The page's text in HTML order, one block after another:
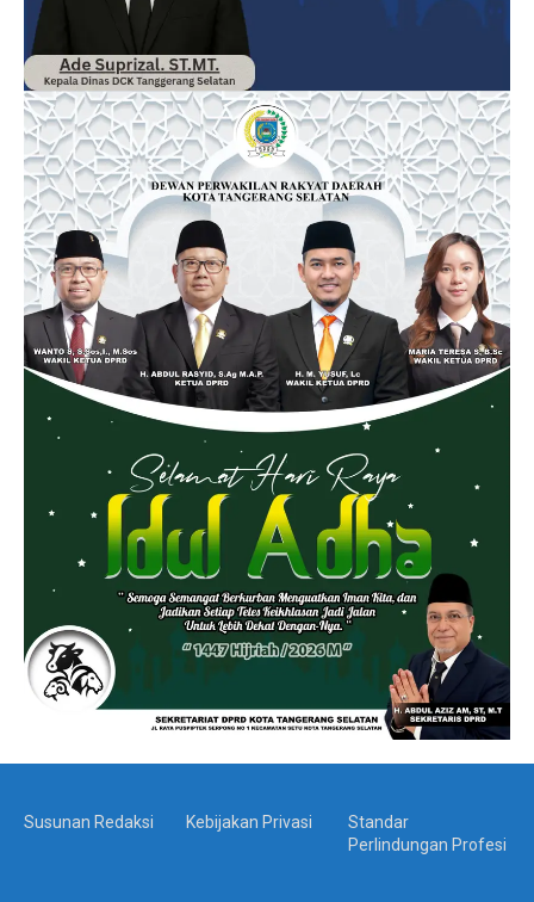
Susunan Redaksi Kebijakan Privasi
Standar
Perlindungan Profesi